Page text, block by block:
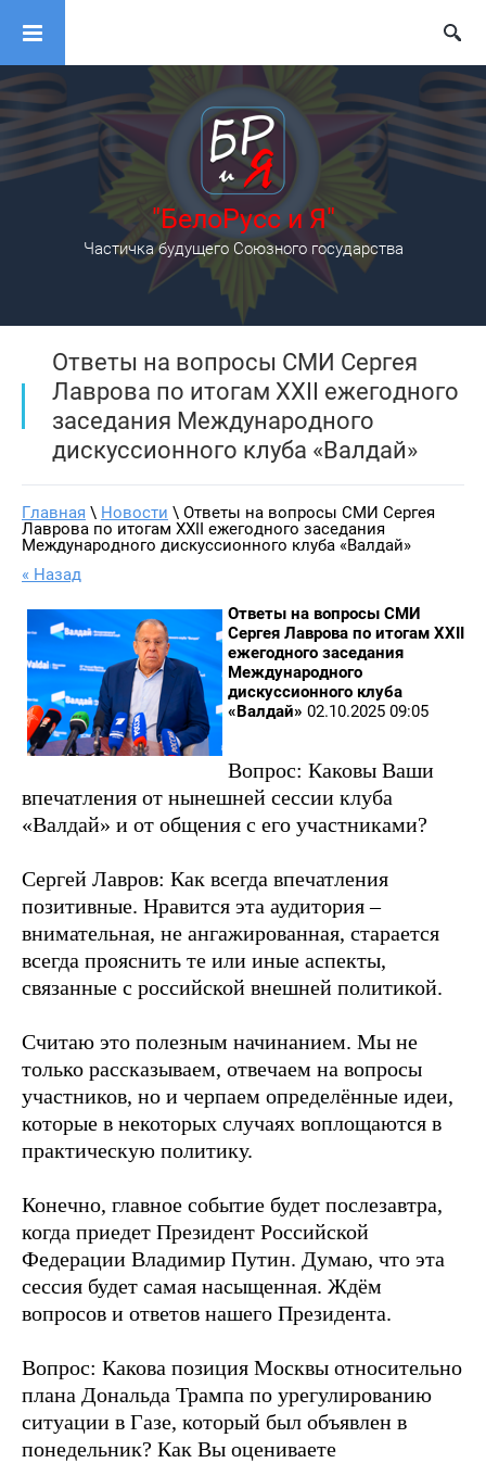
"БелоРусс и Я"
Частичка будущего Союзного государства
Ответы на вопросы СМИ Сергея
Лаврова по итогам XXII ежегодного
заседания Международного
дискуссионного клуба «Валдай»
Главная \ Новости \ Ответы на вопросы СМИ Сергея
Лаврова по итогам XXII ежегодного заседания
Международного дискуссионного клуба «Валдай»
« Назад
Ответы на вопросы СМИ
Сергея Лаврова по итогам XXII
ежегодного заседания
Международного
дискуссионного клуба
«Валдай» 02.10.2025 09:05
Вопрос: Каковы Ваши
впечатления от нынешней сессии клуба
«Валдай» и от общения с его участниками?
Сергей Лавров: Как всегда впечатления
позитивные. Нравится эта аудитория –
внимательная, не ангажированная, старается
всегда прояснить те или иные аспекты,
связанные с российской внешней политикой.
Считаю это полезным начинанием. Мы не
только рассказываем, отвечаем на вопросы
участников, но и черпаем определённые идеи,
которые в некоторых случаях воплощаются в
практическую политику.
Конечно, главное событие будет послезавтра,
когда приедет Президент Российской
Федерации Владимир Путин. Думаю, что эта
сессия будет самая насыщенная. Ждём
вопросов и ответов нашего Президента.
Вопрос: Какова позиция Москвы относительно
плана Дональда Трампа по урегулированию
ситуации в Газе, который был объявлен в
понедельник? Как Вы оцениваете